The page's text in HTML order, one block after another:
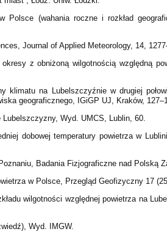
Polsce (wahania roczne i rozkład
Journal of Applied Meteorology, 14,
z obniżoną wilgotnością względną
klimatu na Lubelszczyźnie w drugiej
geograficznego, IGiGP UJ, Kraków,
Wyd. UMCS, Lublin, 60.
dobowej temperatury powietrza w
Badania Fizjograficzne nad Polską
w Polsce, Przegląd Geofizyczny 17
wilgotności względnej powietrza na
Wyd. IMGW.